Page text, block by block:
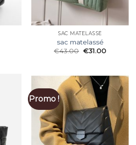
SAC MATELASSÉ
sac matelassé
€43.00 €31.00
Promo !